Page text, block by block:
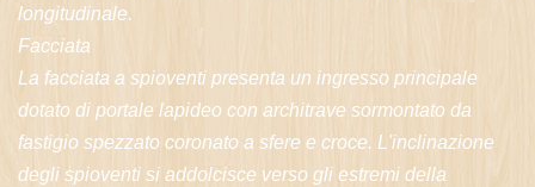
longitudinale.
Facciata
La facciata a spioventi presenta un ingresso principale
dotato di portale lapideo con architrave sormontato da
fastigio spezzato coronato a sfere e croce. L'inclinazione
degli spioventi si addolcisce verso gli estremi della